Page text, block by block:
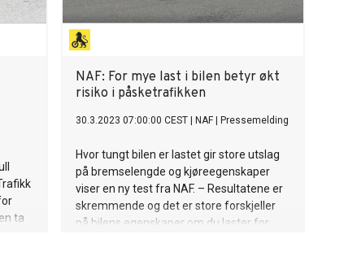
ta
NAF: For mye last i bilen betyr økt
risiko i påsketrafikken
30.3.2023 07:00:00 CEST NAF Pressemelding
Hvor tungt bilen er lastet gir store utslag
på bremselengde og kjøreegenskaper
viser en ny test fra NAF. – Resultatene er
skremmende og det er store forskjeller
på bilens egenskaper om du laster for